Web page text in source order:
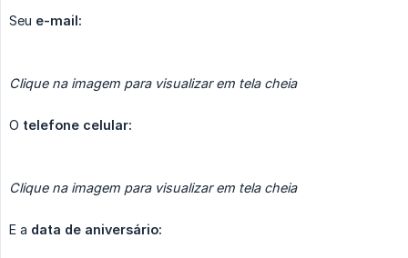
Seu e-mail:
Clique na imagem para visualizar em tela cheia
O telefone celular:
Clique na imagem para visualizar em tela cheia
E a data de aniversário: